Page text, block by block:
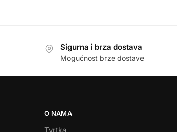
Sigurna i brza dostava
Mogućnost brze dostave
O NAMA